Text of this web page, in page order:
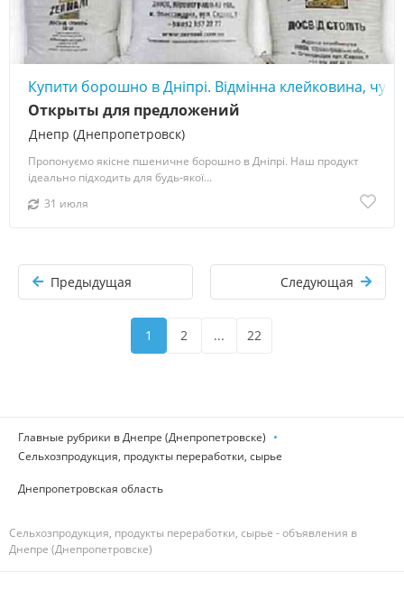
Купити борошно в Дніпрі. Відмінна клейковина,
Днепр (Днепропетровск)
Открыты для предложений
Пропонуємо якісне пшеничне борошно в Дніпрі. Наш продукт
ідеально підходить для будь-якої...
31 июля
Предыдущая Следующая
1 2 ... 22
Главные рубрики в Днепре (Днепропетровске)
Сельхозпродукция, продукты переработки, сырье
Днепропетровская область
Сельхозпродукция, продукты переработки, сырье - объявления в
Днепре (Днепропетровске)